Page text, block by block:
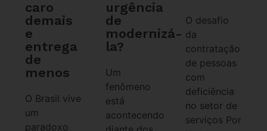
caro
demais
e
entrega
de
menos
O Brasil vive
um
paradoxo
urgência
de
modernizá-
la?
Um
fenômeno
está
acontecendo
O desafio
da
contratação
de pessoas
com
deficiência
no setor de
serviços Por